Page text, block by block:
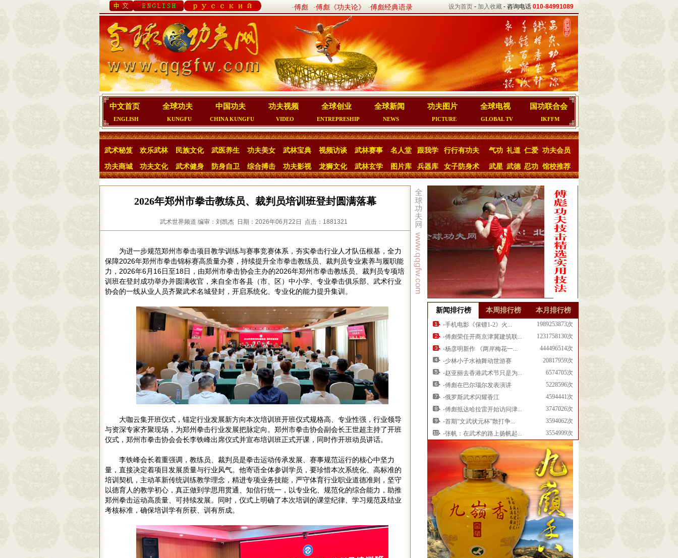
·傅彪 ·傅彪《功夫论》 ·傅彪经典语录 设为首页 - 加入收藏 - 咨询电话 010-84991089
中文首页
ENGLISH
全球功夫
KUNGFU
中国功夫
CHINA KUNGFU
功夫视频
VIDEO
全球创业
ENTREPRESHIP
全球新闻
NEWS
功夫图片
PICTURE
全球电视
GLOBAL TV
国功联合会
IKFFM
武术秘笈 欢乐武林 民族文化 武医养生 功夫美女 武林宝典 视频访谈 武林赛事 名人堂 跟我学 行行有功夫 气功 礼道 仁爱 功夫会员
功夫商城 功夫文化 武术健身 防身自卫 综合搏击 功夫影视 龙狮文化 武林玄学 图片库 兵器库 女子防身术 武星 武德 忍功 馆校推荐
2026年郑州市拳击教练员、裁判员培训班登封圆满落幕
武术世界频道 编审：刘凯杰 日期：2026年06月22日 点击：1881321
为进一步规范郑州市拳击项目教学训练与赛事竞赛体系，夯实拳击行业人才队伍根基，全力
保障2026年郑州市拳击锦标赛高质量办赛，持续提升全市拳击教练员、裁判员专业素养与履职能
力，2026年6月16日至18日，由郑州市拳击协会主办的2026年郑州市拳击教练员、裁判员专项培
训班在登封成功举办并圆满收官，来自全市各县（市、区）中小学、专业拳击俱乐部、武术行业
协会的一线从业人员齐聚武术名城登封，开启系统化、专业化的能力提升集训。
大咖云集开班仪式，锚定行业发展新方向本次培训班开班仪式规格高、专业性强，行业领导
与资深专家齐聚现场，为郑州拳击行业发展把脉定向。郑州市拳击协会副会长王世超主持了开班
仪式，郑州市拳击协会会长李铁峰出席仪式并宣布培训班正式开课，同时作开班动员讲话。
李铁峰会长着重强调，教练员、裁判员是拳击运动传承发展、赛事规范运行的核心中坚力
量，直接决定着项目发展质量与行业风气。他寄语全体参训学员，要珍惜本次系统化、高标准的
培训契机，主动革新传统训练教学理念，精进专项业务技能，严守体育行业职业道德准则，坚守
以德育人的教学初心，真正做到学思用贯通、知信行统一，以专业化、规范化的综合能力，助推
郑州拳击运动高质量、可持续发展。同时，仪式上明确了本次培训的课堂纪律、学习规范及结业
考核标准，确保培训学有所获、训有所成。
新闻排行榜 本周排行榜 本月排行榜
·手机电影《保镖1-2》火...
1989253873次
·傅彪荣任开商京津冀建筑联...
1231758130次
·杨彦明新作 《两岸梅花一...
444496514次
·少林小子水袖舞动世游赛
20817959次
·赵亚丽去香港武术节只是为...
6574705次
·傅彪在巴尔瑙尔发表演讲
5228596次
·俄罗斯武术闪耀香江
4594441次
·傅彪抵达哈拉雷开始访问津...
3747026次
·首期“文武状元杯”散打争...
3594062次
·张帆：在武术的路上扬帆起... 3554999次